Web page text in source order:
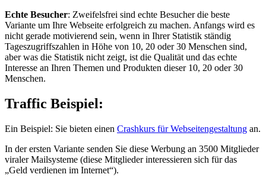
Echte Besucher: Zweifelsfrei sind echte Besucher die beste
Variante um Ihre Webseite erfolgreich zu machen. Anfangs wird es
nicht gerade motivierend sein, wenn in Ihrer Statistik ständig
Tageszugriffszahlen in Höhe von 10, 20 oder 30 Menschen sind,
aber was die Statistik nicht zeigt, ist die Qualität und das echte
Interesse an Ihren Themen und Produkten dieser 10, 20 oder 30
Menschen.
Traffic Beispiel:
Ein Beispiel: Sie bieten einen Crashkurs für Webseitengestaltung an.
In der ersten Variante senden Sie diese Werbung an 3500 Mitglieder
viraler Mailsysteme (diese Mitglieder interessieren sich für das
„Geld verdienen im Internet“).